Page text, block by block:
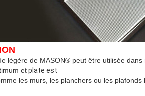
légère de MASON® peut être utilisée
etplate est
les murs, les planchers ou les